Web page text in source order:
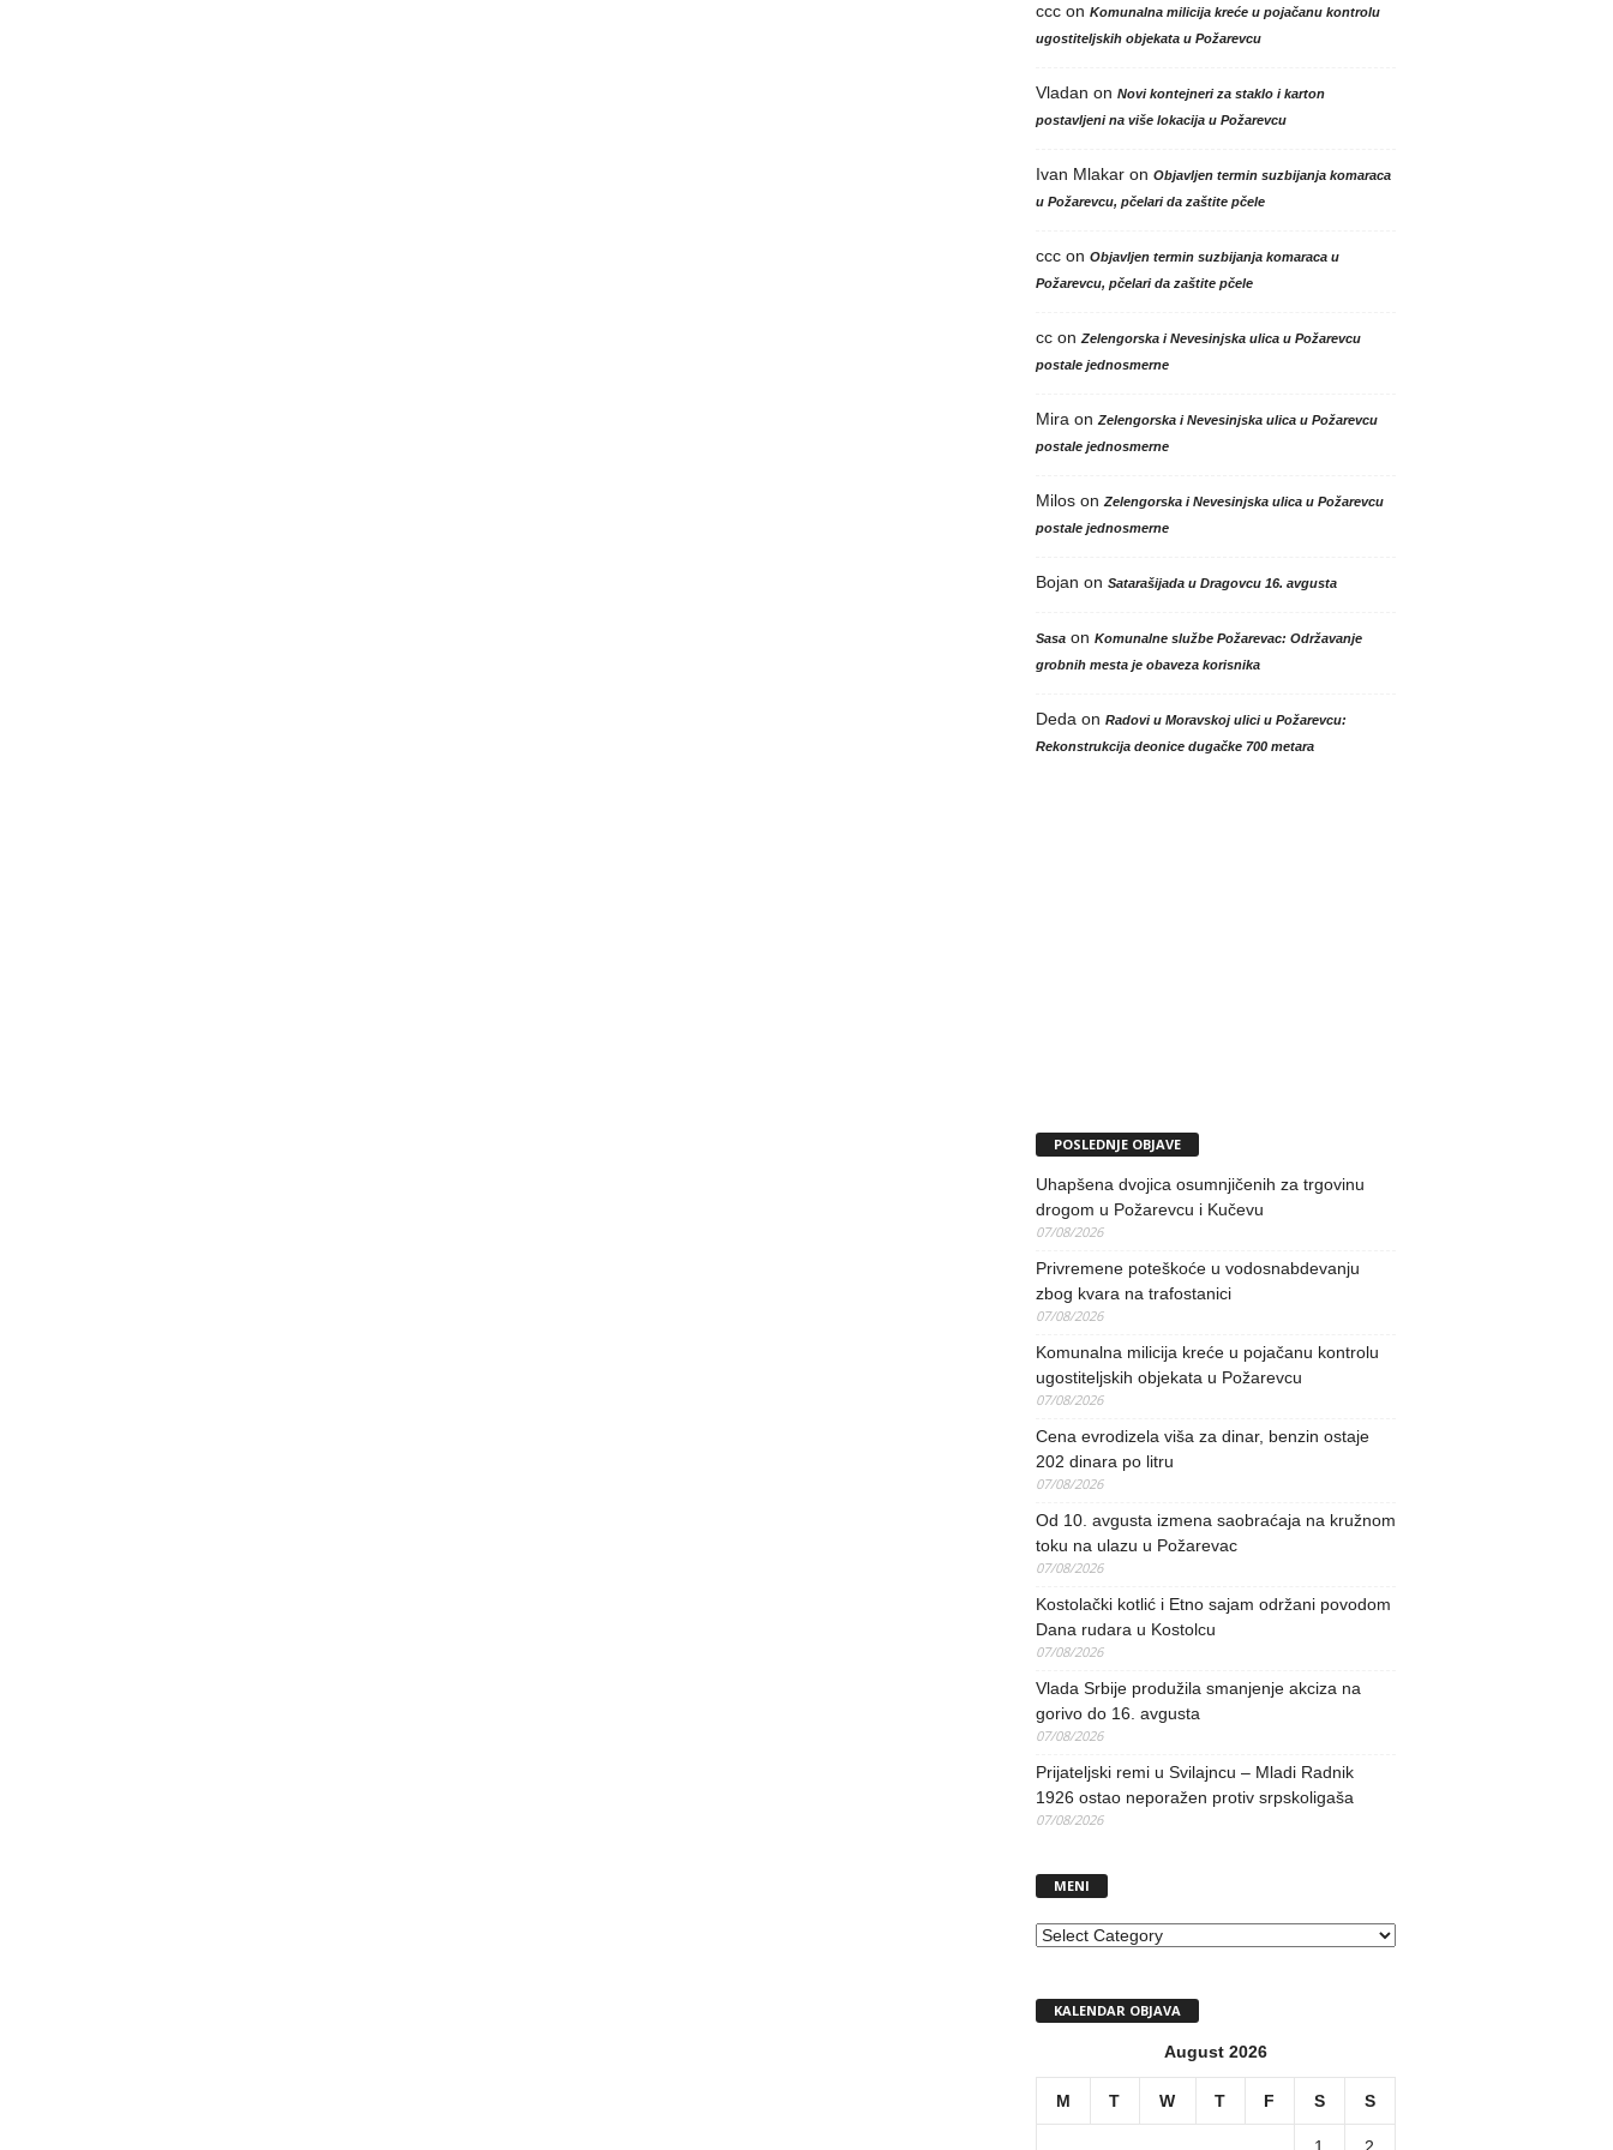
cccon Komunalna milicija kreće u pojačanu kontrolu
ugostiteljskih objekata u Požarevcu
Vladan on Novi kontejneri za staklo i karton
postavljeni na više lokacija u Požarevcu
Ivan Mlakaron Objavljen termin suzbijanja komaraca
u Požarevcu, pčelari da zaštite pčele
cccon Objavljen termin suzbijanja komaraca u
Požarevcu, pčelari da zaštite pčele
ccon Zelengorska i Nevesinjska ulica u Požarevcu
postale jednosmerne
Mira on Zelengorska i Nevesinjska ulica u Požarevcu
postale jednosmerne
Miloson Zelengorska i Nevesinjska ulica u Požarevcu
postale jednosmerne
Bojan on Satarašijada u Dragovcu 16. avgusta
Sasaon Komunalne službe Požarevac: Održavanje
grobnih mesta je obaveza korisnika
Deda on Radovi u Moravskoj ulici u Požarevcu:
Rekonstrukcija deonice dugačke 700 metara
POSLEDNJE OBJAVE
Uhapšena dvojica osumnjičenih za trgovinu
drogom u Požarevcu i Kučevu
07/08/2026
Privremene poteškoće u vodosnabdevanju
zbog kvara na trafostanici
07/08/2026
Komunalna milicija kreće u pojačanu kontrolu
ugostiteljskih objekata u Požarevcu
07/08/2026
Cena evrodizela viša za dinar, benzin ostaje
202 dinara po litru
07/08/2026
Od 10. avgusta izmena saobraćaja na kružnom
toku na ulazu u Požarevac
07/08/2026
Kostolački kotlić i Etno sajam održani povodom
Dana rudara u Kostolcu
07/08/2026
Vlada Srbije produžila smanjenje akciza na
gorivo do 16. avgusta
07/08/2026
Prijateljski remi u Svilajncu – Mladi Radnik
1926 ostao neporažen protiv srpskoligaša
07/08/2026
MENI
MENI
KALENDAR OBJAVA
August 2026
M T W T F S S
1 2